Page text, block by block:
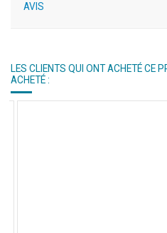
AVIS
LES CLIENTS QUI ONT ACHETÉ CE
ACHETÉ :